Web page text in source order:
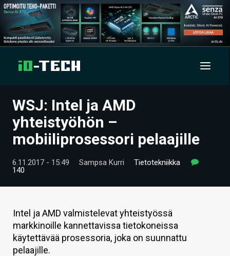
UUTISET
ARTIKKELIT
VIDEOT
HINTA.FI
KAUPPA
WSJ: Intel ja AMD
yhteistyöhön –
mobiiliprosessori pelaajille
6.11.2017 - 15:49 Sampsa Kurri
Tietotekniikka
140
Intel ja AMD valmistelevat yhteistyössä
markkinoille kannettavissa tietokoneissa
käytettävää prosessoria, joka on suunnattu
pelaajille.